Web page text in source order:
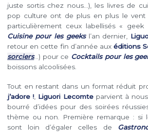
juste sortis chez nous…), les livres de
pop culture ont de plus en plus le
particulièrement ceux labellisés «
Cuisine pour les geeksl’an dernier,
retour en cette fin d’année auxéditions
sorciers…) pour ce Cocktails pour les
boissons alcoolisées.
Tout en restant dans un format réduit
j’adore !, Liguori Lecomteparvient à
bourré d’idées pour des soirées
thème ou non. Première remarque : si
sont loin d’égaler celles de